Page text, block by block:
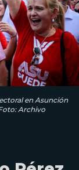
en Asunción
Archivo